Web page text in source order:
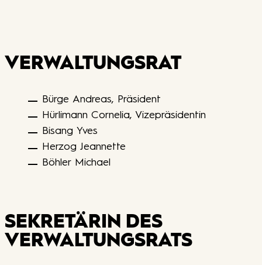
VERWALTUNGSRAT
Bürge Andreas, Präsident
Hürlimann Cornelia, Vizepräsidentin
Bisang Yves
Herzog Jeannette
Böhler Michael
SEKRETÄRIN DES
VERWALTUNGSRATS